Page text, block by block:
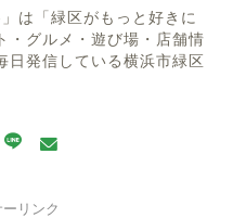
は「緑区がもっと好きに
・グルメ・遊び場・店舗情
日発信している横浜市緑区
リンク